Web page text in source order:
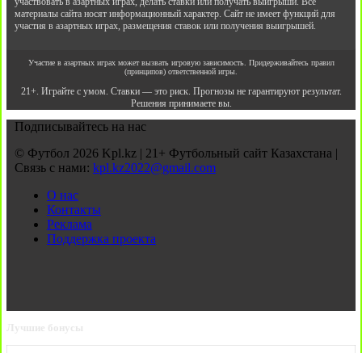
материалы сайта носят информационный характер. Сайт не имеет функций для
участия в азартных играх, размещения ставок или получения выигрышей.
Участие в азартных играх может вызвать игровую зависимость. Придерживайтесь правил
(принципов) ответственной игры.
21+. Играйте с умом. Ставки — это риск. Прогнозы не гарантируют результат.
Решения принимаете вы.
Подписывайтесь на нас
© Футбол 2026 Kpl.kz | 21+ Футбольный сайт Казахстана |
Связь с нами: kpl.kz2022@gmail.com
О нас
Контакты
Реклама
Поддержка проекта
Лучшие бонусы